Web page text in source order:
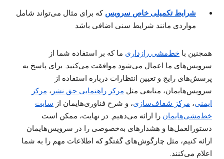
شرایط تکمیلی خاص سرویس که برای مثال می‌تواند شامل
مواردی مانند شرایط سنی اضافی باشد
همچنین با خط‌مشی رازداری ما که بر استفاده شما از
سرویس‌های ما اعمال می‌شود موافقت می‌کنید. برای پاسخ به
پرسش‌های رایج و تعیین انتظارات درباره استفاده از
سرویس‌هایمان، منابعی مثل مرکز راهنمایی حق نشر ، مرکز
ایمنی، مرکز شفاف‌سازی، و شرح فناوری‌هایمان از سایت
خط‌مشی‌هایمان را ارائه می‌دهیم. در نهایت، ممکن است
دستورالعمل‌ها و هشدارهای به‌خصوصی را در سرویس‌هایمان
ارائه کنیم،‌ مثل چارگوش‌های گفتگو که اطلاعات مهم را به شما
اعلام می‌کنند.